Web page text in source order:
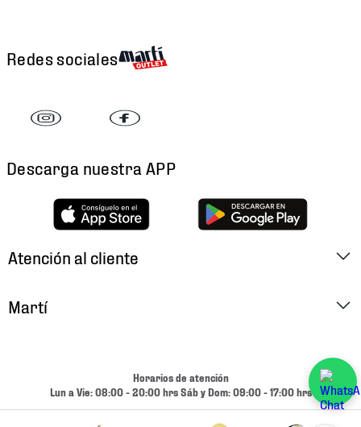
Redes sociales
Descarga nuestra APP
Atención al cliente
Cambios y Devoluciones
Martí
Horarios de atención
Lun a Vie: 08:00 - 20:00 hrs Sáb y Dom: 09:00 - 17:00 hrs